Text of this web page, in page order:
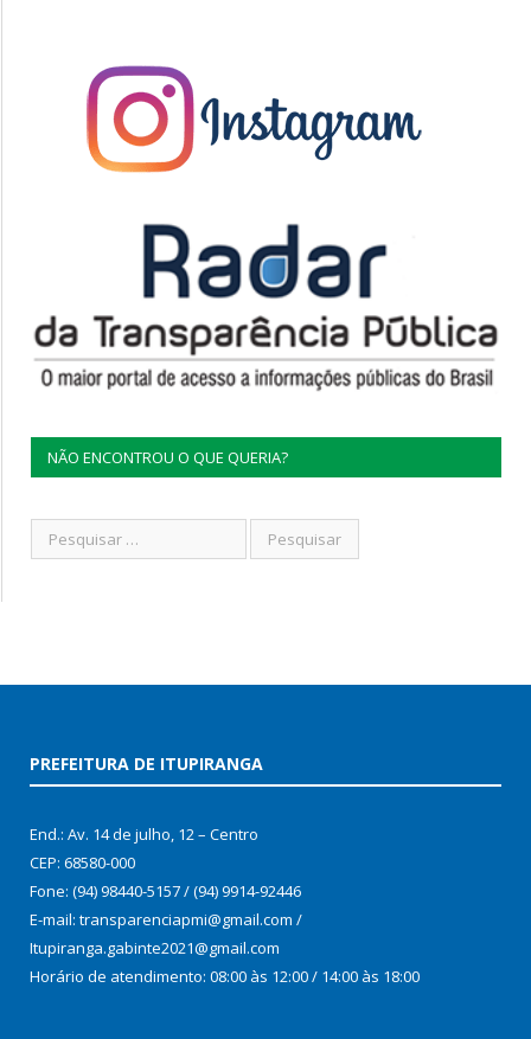
NÃO ENCONTROU O QUE QUERIA?
PREFEITURA DE ITUPIRANGA
End.: Av. 14 de julho, 12 – Centro
CEP: 68580-000
Fone: (94) 98440-5157 / (94) 9914-92446
E-mail: transparenciapmi@gmail.com /
Itupiranga.gabinte2021@gmail.com
Horário de atendimento: 08:00 às 12:00 / 14:00 às 18:00